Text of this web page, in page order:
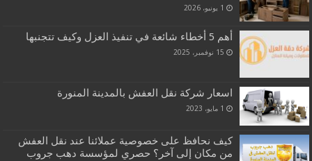
1 يونيو، 2026
أهم 5 أخطاء شائعة في تنفيذ العزل وكيف تتجنبها
15 نوفمبر، 2025
اسعار شركة نقل العفش بالمدينة المنورة
1 مايو، 2023
كيف نحافظ على خصوصية عملائنا عند نقل العفش
من مكان إلى آخر؟ حصري لمؤسسة دهب جروب